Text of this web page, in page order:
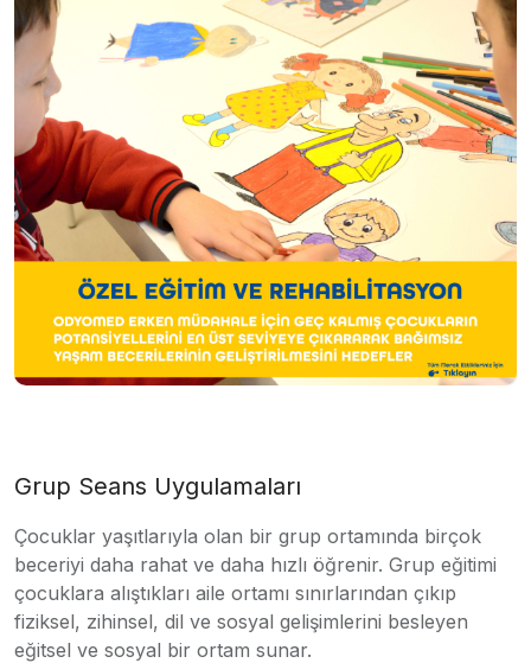
Grup Seans Uygulamaları
Çocuklar yaşıtlarıyla olan bir grup ortamında birçok
beceriyi daha rahat ve daha hızlı öğrenir. Grup eğitimi
çocuklara alıştıkları aile ortamı sınırlarından çıkıp
fiziksel, zihinsel, dil ve sosyal gelişimlerini besleyen
eğitsel ve sosyal bir ortam sunar.